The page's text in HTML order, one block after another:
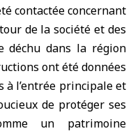
contactée concernant
de la société et des
déchu dans la région
ont été données
l’entrée principale et
de protéger ses
un patrimoine